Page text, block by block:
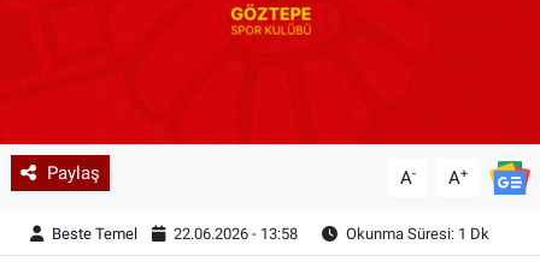
Paylaş A- A+
Beste Temel 22.06.2026 - 13:58 Okunma Süresi: 1 Dk